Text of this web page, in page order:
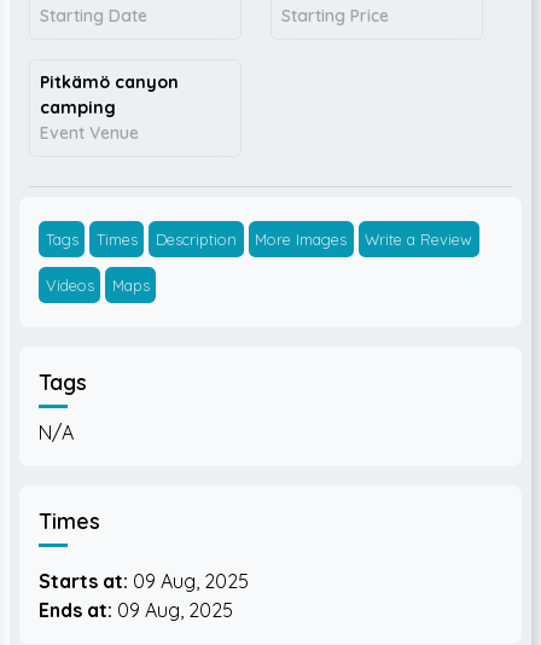
Starting Date
Starting Price
Pitkämö canyon
camping
Event Venue
Tags Times Description More Images Write a Review
Videos Maps
Tags
N/A
Times
Starts at: 09 Aug, 2025
Ends at: 09 Aug, 2025